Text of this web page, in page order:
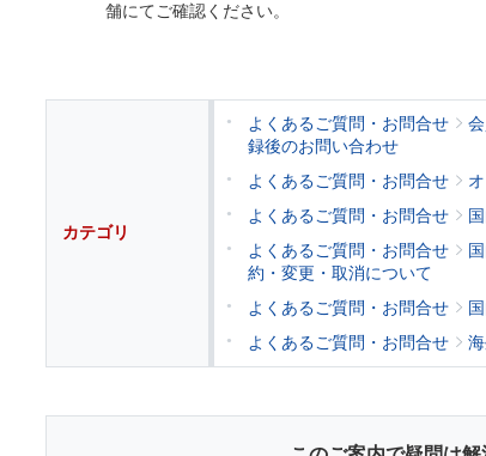
舗にてご確認ください。
カテゴリ
よくあるご質問・お問合せ
録後のお問い合わせ
よくあるご質問・お問合せ
よくあるご質問・お問合せ
よくあるご質問・お問合せ
約・変更・取消について
よくあるご質問・お問合せ
よくあるご質問・お問合せ